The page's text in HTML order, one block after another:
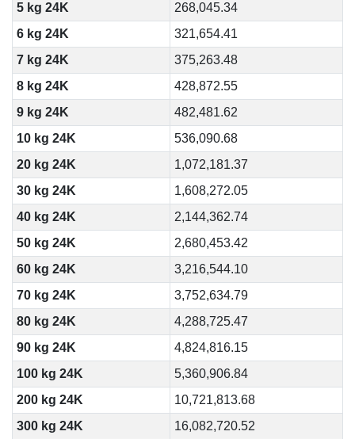
5 kg 24K
268,045.34
6 kg 24K
321,654.41
7 kg 24K
375,263.48
8 kg 24K
428,872.55
9 kg 24K
482,481.62
10 kg 24K
536,090.68
20 kg 24K
1,072,181.37
30 kg 24K
1,608,272.05
40 kg 24K
2,144,362.74
50 kg 24K
2,680,453.42
60 kg 24K
3,216,544.10
70 kg 24K
3,752,634.79
80 kg 24K
4,288,725.47
90 kg 24K
4,824,816.15
100 kg 24K
5,360,906.84
200 kg 24K
10,721,813.68
300 kg 24K
16,082,720.52